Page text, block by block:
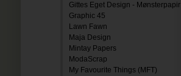
Gittes Eget Design - Mønsterpapir
Graphic 45
Lawn Fawn
Maja Design
Mintay Papers
ModaScrap
My Favourite Things (MFT)